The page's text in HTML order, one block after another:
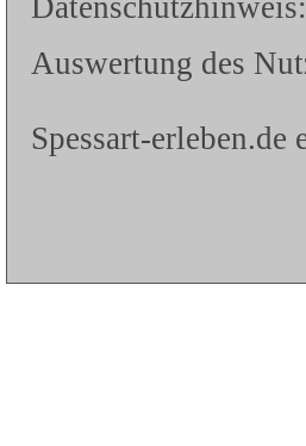
Auswertung des
Spessart-